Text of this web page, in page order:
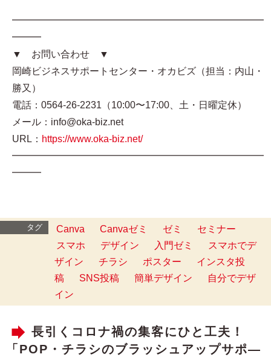
━━━━━━━━━━━━━━━━━━━━━━━━━━
━━━
▼ お問い合わせ ▼
岡崎ビジネスサポートセンター・オカビズ（担当：内山・
勝又）
電話：0564-26-2231（10:00〜17:00、土・日曜定休）
メール：info@oka-biz.net
URL： https://www.oka-biz.net/
━━━━━━━━━━━━━━━━━━━━━━━━━━
━━━
タグ Canva Canvaゼミ ゼミ
セミナー
スマホ
デザイン 入門ゼミ
スマホでデ
ザイン
チラシ ポスター
インスタ投
稿
SNS投稿 簡単デザイン
自分でデザ
イン
長引くコロナ禍の集客にひと工夫！
「POP・チラシのブラッシュアップサポ―